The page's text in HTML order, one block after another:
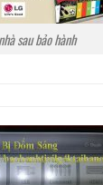
sau bảo hành